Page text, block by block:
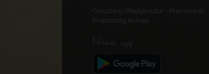
Oroszlány (Majkpuszta) - Premontrei
Prépostság Romjai
Mobile app